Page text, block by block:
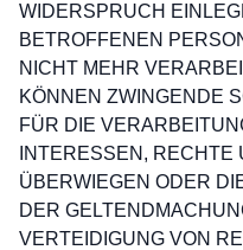
WIDERSPRUCH
BETROFFENEN
NICHT MEHR
KÖNNEN ZWINGENDE
FÜR DIE
INTERESSEN, RECHTE
ÜBERWIEGEN ODER
DER
VERTEIDIGUNG VON